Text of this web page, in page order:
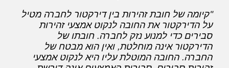
"קיומה של חובת זהירות בין דירקטור לחברה מטיל
על הדירקטור את החובה לנקוט אמצעי זהירות
סבירים כדי למנוע נזק לחברה. חובתו של
הדירקטור אינה מוחלטת, ואין הוא מבטח של
החברה. החובה המוטלת עליו היא לנקוט אמצעי